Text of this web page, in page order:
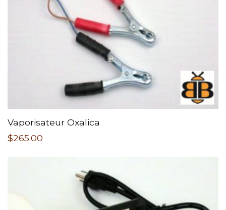
Vaporisateur Oxalica
$265.00